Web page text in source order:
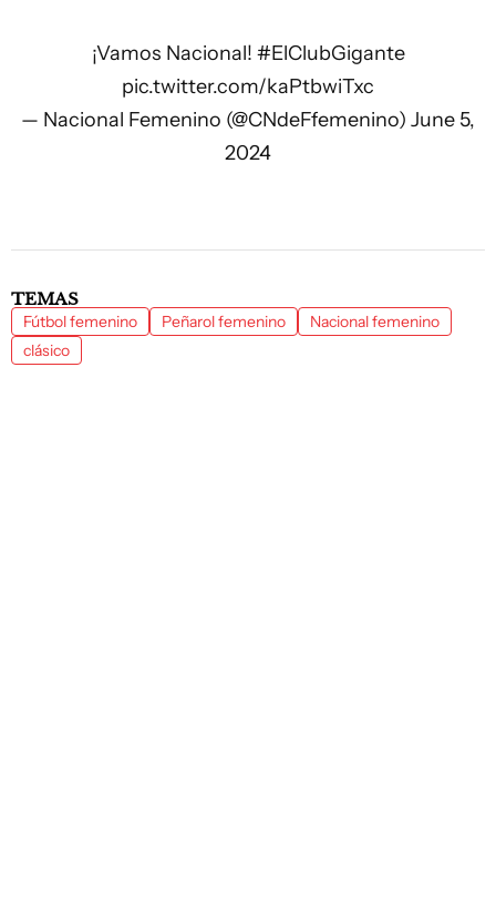
¡Vamos Nacional! #ElClubGigante
pic.twitter.com/kaPtbwiTxc
— Nacional Femenino (@CNdeFfemenino) June 5,
2024
TEMAS
Fútbol femenino Peñarol femenino
Nacional femenino
clásico